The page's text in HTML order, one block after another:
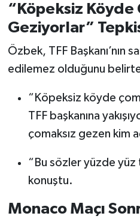
“Köpeksiz Köyde
Geziyorlar”
Özbek, TFF Başkanı’nın
edilemez olduğunu
“Köpeksiz köyde
TFF başkanına
çomaksız gezen kim
“Bu sözler yüzde
konuştu.
Monaco Maçı
Diğer Spor Dalları
Futbolcular